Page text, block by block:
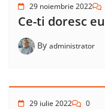
29 noiembrie 2022
Ce-ti doresc
By administrator
29 iulie 2022 0